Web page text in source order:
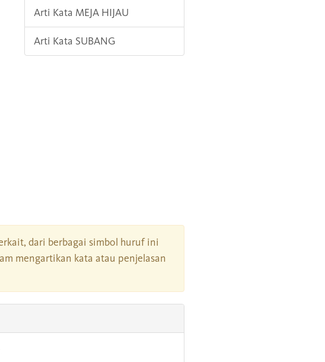
Arti Kata MEJA HIJAU
Arti Kata SUBANG
dari berbagai simbol huruf ini
mengartikan kata atau penjelasan